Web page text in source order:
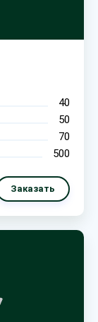
40
50
70
500
Заказать